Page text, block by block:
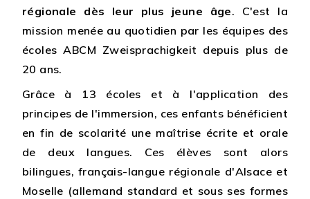
régionale dès leur plus jeune âge. C'est la
mission menée au quotidien par les équipes des
écoles ABCM Zweisprachigkeit depuis plus de
20 ans.
Grâce à 13 écoles et à l'application des
principes de l'immersion, ces enfants bénéficient
en fin de scolarité une maîtrise écrite et orale
de deux langues. Ces élèves sont alors
bilingues, français-langue régionale d'Alsace et
Moselle (allemand standard et sous ses formes